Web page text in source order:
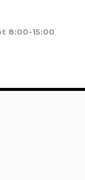
8:00-15:00